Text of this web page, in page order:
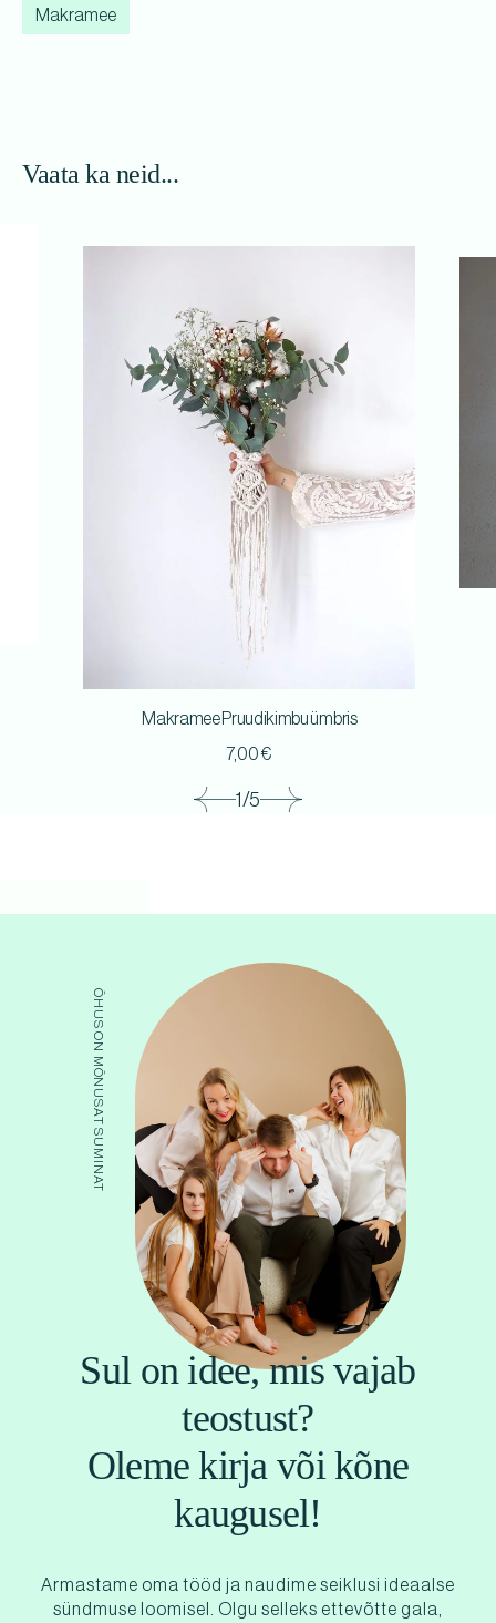
Makramee
Vaata ka neid...
1/5
Makramee Pruudikimbu ümbris
7,00€
ÕHUS ON MÕNUSAT SUMINAT
Sul on idee, mis vajab
teostust?
Oleme kirja või kõne
kaugusel!
Armastame oma tööd ja naudime seiklusi ideaalse
sündmuse loomisel. Olgu selleks ettevõtte gala,